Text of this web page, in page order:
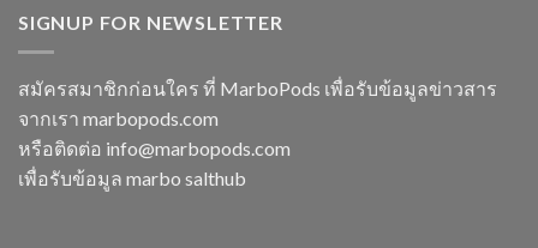
หลาก
เลือก
ที่
ตอบ
โจทย์
ในปี
2568
puff
แล้ว
ทิ้ง
บุหรี่
ยอด
นิยม
SIGNUP FOR NEWSLETTER
สมัครสมาชิกก่อนใคร ที่ MarboPods เพื่อรับข้อมูลข่าวสาร
จากเรา marbopods.com
หรือติดต่อ info@marbopods.com
เพื่อรับข้อมูล marbo salthub